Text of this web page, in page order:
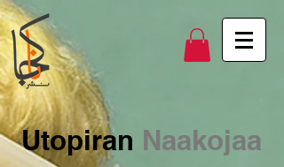
Utopiran Naakojaa